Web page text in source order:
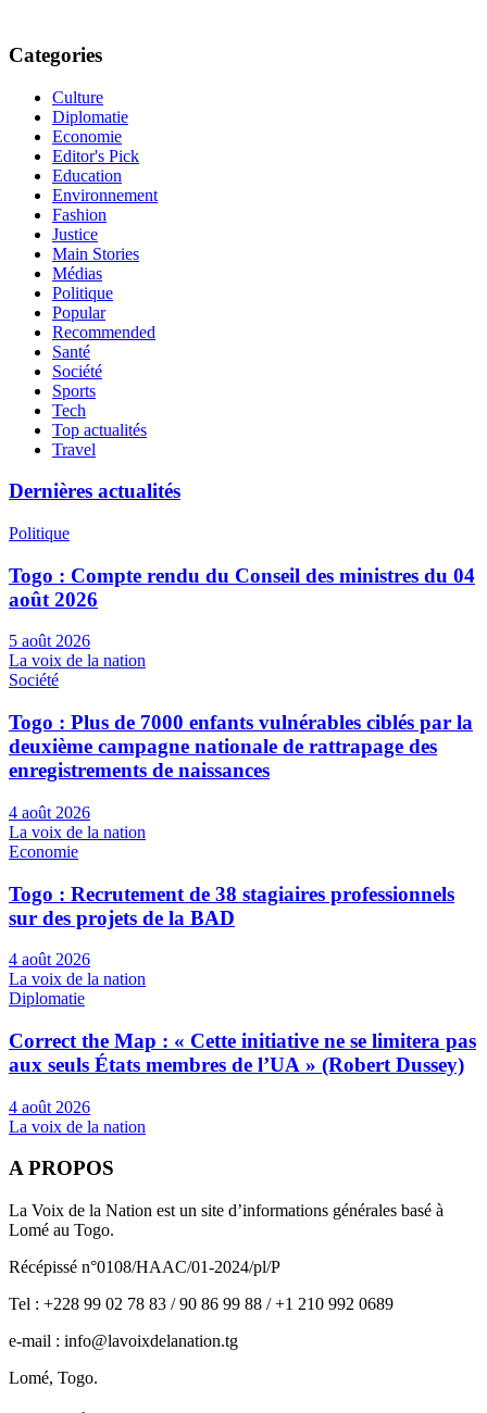
Categories
Culture
Diplomatie
Economie
Editor's Pick
Education
Environnement
Fashion
Justice
Main Stories
Médias
Politique
Popular
Recommended
Santé
Société
Sports
Tech
Top actualités
Travel
Dernières actualités
Politique
Togo : Compte rendu du Conseil des ministres du 04
août 2026
5 août 2026
La voix de la nation
Société
Togo : Plus de 7000 enfants vulnérables ciblés par la
deuxième campagne nationale de rattrapage des
enregistrements de naissances
4 août 2026
La voix de la nation
Economie
Togo : Recrutement de 38 stagiaires professionnels
sur des projets de la BAD
4 août 2026
La voix de la nation
Diplomatie
Correct the Map : « Cette initiative ne se limitera pas
aux seuls États membres de l’UA » (Robert Dussey)
4 août 2026
La voix de la nation
A PROPOS
La Voix de la Nation est un site d’informations générales basé à
Lomé au Togo.
Récépissé n°0108/HAAC/01-2024/pl/P
Tel : +228 99 02 78 83 / 90 86 99 88 / +1 210 992 0689
e-mail : info@lavoixdelanation.tg
Lomé, Togo.